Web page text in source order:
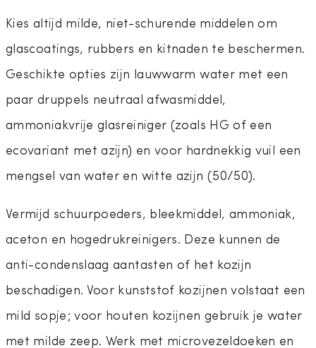
Kies altijd milde, niet-schurende middelen om
glascoatings, rubbers en kitnaden te beschermen.
Geschikte opties zijn lauwwarm water met een
paar druppels neutraal afwasmiddel,
ammoniakvrije glasreiniger (zoals HG of een
ecovariant met azijn) en voor hardnekkig vuil een
mengsel van water en witte azijn (50/50).
Vermijd schuurpoeders, bleekmiddel, ammoniak,
aceton en hogedrukreinigers. Deze kunnen de
anti-condenslaag aantasten of het kozijn
beschadigen. Voor kunststof kozijnen volstaat een
mild sopje; voor houten kozijnen gebruik je water
met milde zeep. Werk met microvezeldoeken en